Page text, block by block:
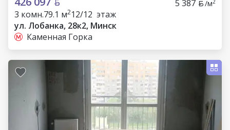
5 387 /м
3 комн.79.1 м212/12 этаж
ул. Лобанка, 28к2, Минск
Каменная Горка